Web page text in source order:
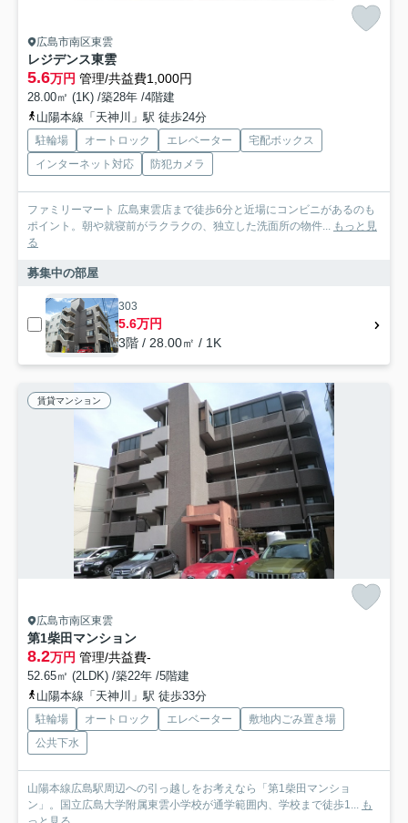
広島市南区東雲
レジデンス東雲
5.6万円 管理/共益費1,000円
28.00㎡ (1K) /築28年 /4階建
山陽本線「天神川」駅 徒歩24分
駐輪場 オートロック エレベーター
宅配ボックス
インターネット対応
防犯カメラ
ファミリーマート 広島東雲店まで徒歩6分と近場にコンビニがあるのも
ポイント。朝や就寝前がラクラクの、独立した洗面所の物件... もっと見
る
募集中の部屋
303
5.6万円
3階 / 28.00㎡ / 1K
賃貸マンション
広島市南区東雲
第1柴田マンション
8.2万円 管理/共益費-
52.65㎡ (2LDK) /築22年 /5階建
山陽本線「天神川」駅 徒歩33分
駐輪場 オートロック エレベーター
敷地内ごみ置き場
公共下水
山陽本線広島駅周辺への引っ越しをお考えなら「第1柴田マンショ
ン」。国立広島大学附属東雲小学校が通学範囲内、学校まで徒歩1... も